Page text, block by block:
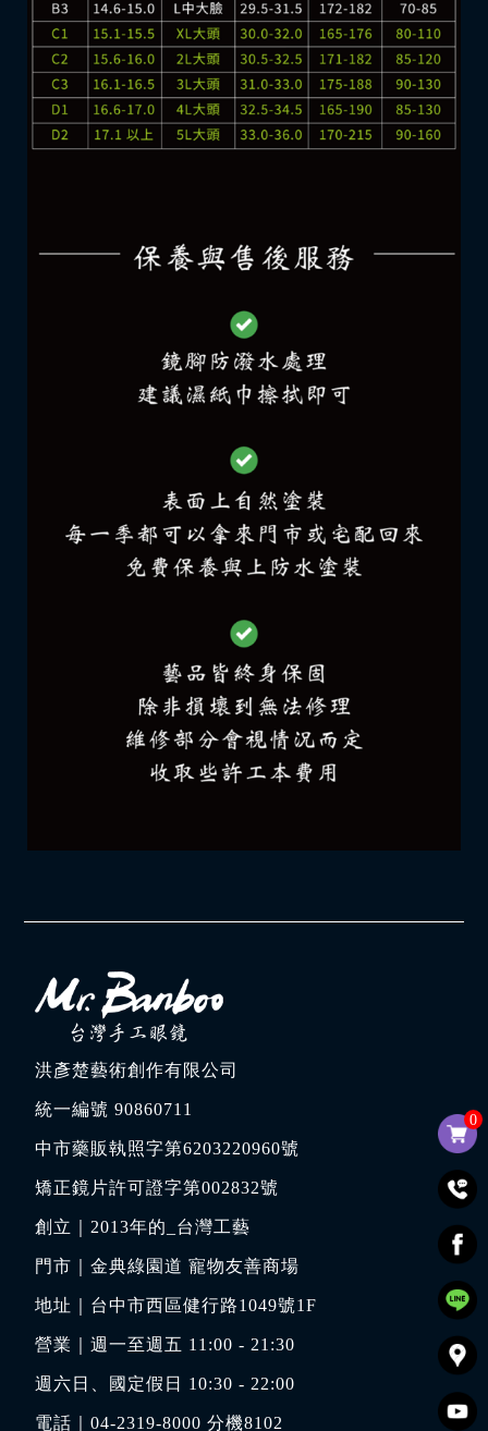
0
洪彥楚藝術創作有限公司
統一編號 90860711
中市藥販執照字第6203220960號
矯正鏡片許可證字第002832號
創立｜2013年的_台灣工藝
門市｜金典綠園道 寵物友善商場
地址｜ 台中市西區健行路1049號1F
營業｜週一至週五 11:00 - 21:30
週六日、國定假日 10:30 - 22:00
電話｜04-2319-8000 分機8102